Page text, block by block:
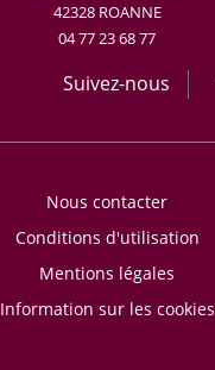
42328 ROANNE
04 77 23 68 77
Suivez-nous
Nous contacter
Conditions d'utilisation
Mentions légales
Information sur les cookies